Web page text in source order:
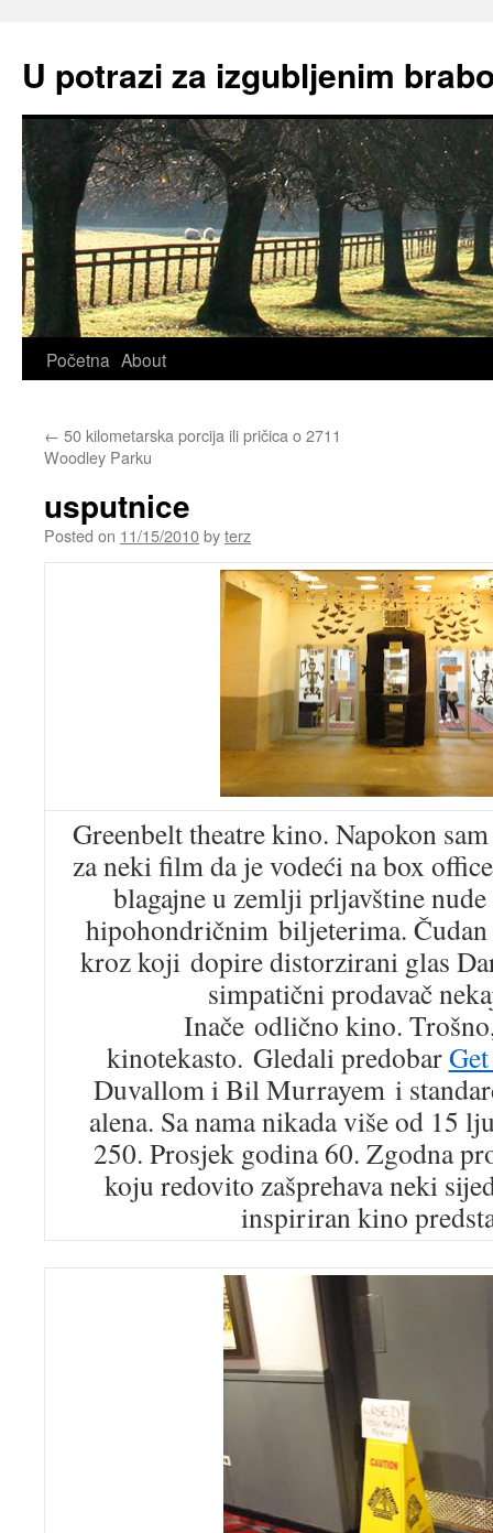
content
U potrazi za izgubljenim
Početna About
← 50 kilometarska porcija ili pričica o 2711
Woodley Parku
usputnice
Posted on 11/15/2010byterz
Greenbelt theatre kino. Napokon
za neki film da je vodeći na box
blagajne u zemlji prljavštine
hipohondričnim biljeterima.
kroz koji dopire distorzirani glas
simpatični prodavač
Inače odlično kino.
kinotekasto. Gledali predobar
Duvallom i Bil Murrayem i
alena. Sa nama nikada više od 15
250. Prosjek godina 60. Zgodna
koju redovito zašprehava neki
inspiriran kino